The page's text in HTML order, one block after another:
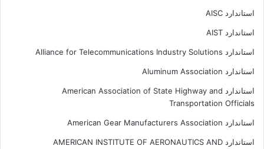
استاندارد AISC
استاندارد AIST
استاندارد Alliance for Telecommunications Industry Solutions
استاندارد Aluminum Association
استاندارد American Association of State Highway and
Transportation Officials
استاندارد American Gear Manufacturers Association
استاندارد AMERICAN INSTITUTE OF AERONAUTICS AND